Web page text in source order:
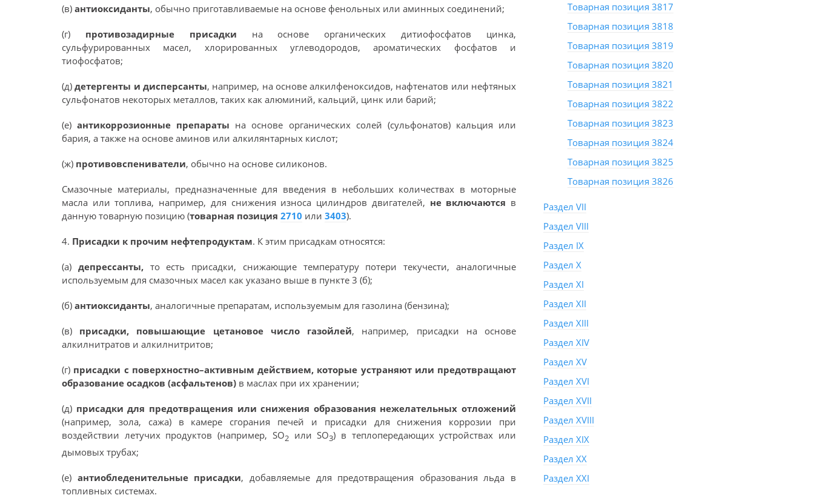
(в) антиоксиданты, обычно приготавливаемые на основе фенольных или аминных соединений;
(г) противозадирные присадки на основе органических дитиофосфатов цинка,
сульфурированных масел, хлорированных углеводородов, ароматических фосфатов и
тиофосфатов;
(д)детергенты и дисперсанты, например, на основе алкилфеноксидов, нафтенатов или нефтяных
сульфонатов некоторых металлов, таких как алюминий, кальций, цинк или барий;
(е)антикоррозионные препараты на основе органических солей (сульфонатов) кальция или
бария, а также на основе аминов или алкилянтарных кислот;
(ж) противовспениватели, обычно на основе силиконов.
Смазочные материалы, предназначенные для введения в небольших количествах в моторные
масла или топлива, например, для снижения износа цилиндров двигателей, не включаются в
данную товарную позицию (товарная позиция 2710 или 3403).
4. Присадки к прочим нефтепродуктам. К этим присадкам относятся:
(а) депрессанты, то есть присадки, снижающие температуру потери текучести, аналогичные
используемым для смазочных масел как указано выше в пункте 3 (б);
(б) антиоксиданты, аналогичные препаратам, используемым для газолина (бензина);
(в) присадки, повышающие цетановое число газойлей, например, присадки на основе
алкилнитратов и алкилнитритов;
(г) присадки с поверхностно–активным действием, которые устраняют или предотвращают
образование осадков (асфальтенов) в маслах при их хранении;
(д) присадки для предотвращения или снижения образования нежелательных отложений
(например, зола, сажа) в камере сгорания печей и присадки для снижения коррозии при
воздействии летучих продуктов (например, SO2или SO3) в теплопередающих устройствах или
дымовых трубах;
(е) антиобледенительные присадки, добавляемые для предотвращения образования льда в
топливных системах.
Товарная позиция 3817
Товарная позиция 3818
Товарная позиция 3819
Товарная позиция 3820
Товарная позиция 3821
Товарная позиция 3822
Товарная позиция 3823
Товарная позиция 3824
Товарная позиция 3825
Товарная позиция 3826
Раздел VII
Раздел VIII
Раздел IX
Раздел X
Раздел XI
Раздел XII
Раздел XIII
Раздел XIV
Раздел XV
Раздел XVI
Раздел XVII
Раздел XVIII
Раздел XIX
Раздел XX
Раздел XXI